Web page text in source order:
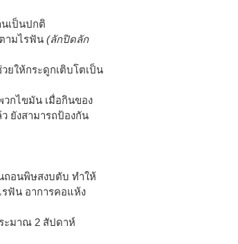
นเป็นปกติ
ามไรฟัน (ลักปิดลัก
ยให้กระดูกเติบโตเป็น
วกไขมัน เมื่อกินของ
ยังสามารถป้องกัน
อนพิษสงบตับ ทำให้
รฟัน อาการคอแห้ง
ะมาณ 2 สัปดาห์